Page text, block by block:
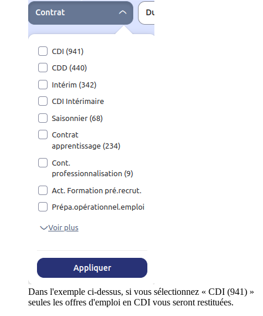
Dans l'exemple ci-dessus, si vous sélectionnez « CDI (941) »
seules les offres d'emploi en CDI vous seront restituées.